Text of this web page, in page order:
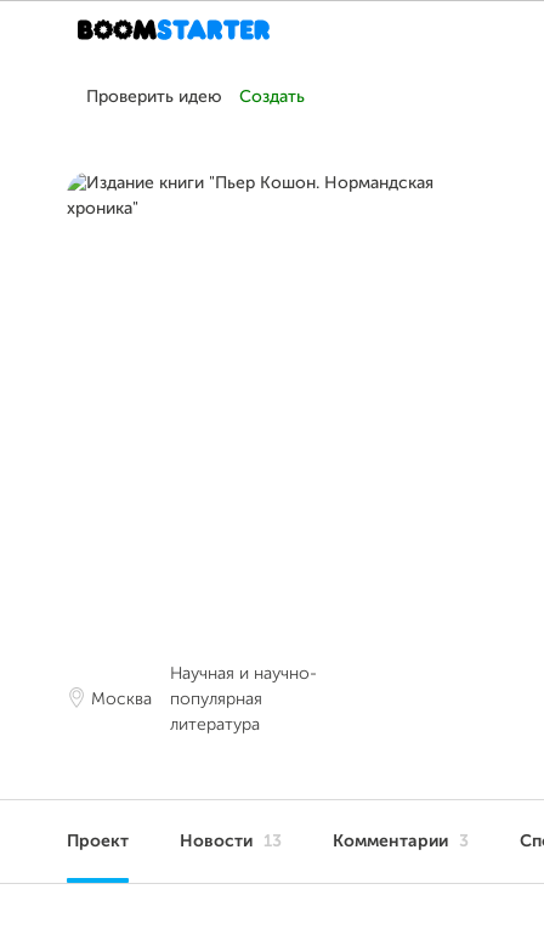
Проверить идею Создать
Москва
Научная и научно-
популярная
литература
Проект Новости 13 Комментарии 3